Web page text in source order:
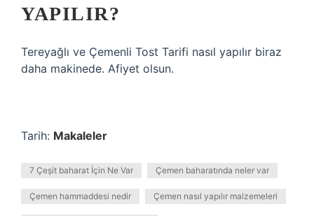
YAPILIR?
Tereyağlı ve Çemenli Tost Tarifi nasıl yapılır biraz
daha makinede. Afiyet olsun.
Tarih: Makaleler
7 Çeşit baharat İçin Ne Var Çemen baharatında neler var
Çemen hammaddesi nedir Çemen nasıl yapılır malzemeleri